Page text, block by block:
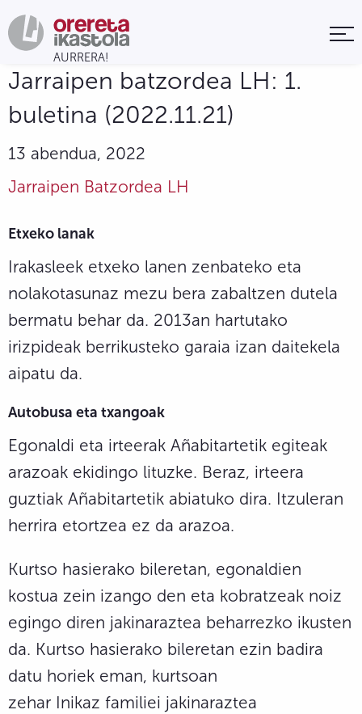
Jarraipen batzordea LH: 1.
buletina (2022.11.21)
13 abendua, 2022
Jarraipen Batzordea LH
Etxeko lanak
Irakasleek etxeko lanen zenbateko eta
nolakotasunaz mezu bera zabaltzen dutela
bermatu behar da. 2013an hartutako
irizpideak berrikusteko garaia izan daitekela
aipatu da.
Autobusa eta txangoak
Egonaldi eta irteerak Añabitartetik egiteak
arazoak ekidingo lituzke. Beraz, irteera
guztiak Añabitartetik abiatuko dira. Itzuleran
herrira etortzea ez da arazoa.
Kurtso hasierako bileretan, egonaldien
kostua zein izango den eta kobratzeak noiz
egingo diren jakinaraztea beharrezko ikusten
da. Kurtso hasierako bileretan ezin badira
datu horiek eman, kurtsoan
zehar Inikaz familiei jakinaraztea